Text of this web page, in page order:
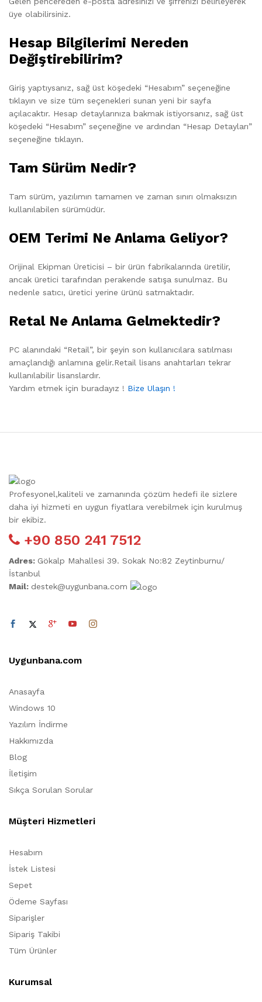
üye olabilirsiniz.
Hesap Bilgilerimi Nereden
Değiştirebilirim?
Giriş yaptıysanız, sağ üst köşedeki “Hesabım” seçeneğine
tıklayın ve size tüm seçenekleri sunan yeni bir sayfa
açılacaktır. Hesap detaylarınıza bakmak istiyorsanız, sağ üst
köşedeki “Hesabım” seçeneğine ve ardından “Hesap Detayları”
seçeneğine tıklayın.
Tam Sürüm Nedir?
Tam sürüm, yazılımın tamamen ve zaman sınırı olmaksızın
kullanılabilen sürümüdür.
OEM Terimi Ne Anlama Geliyor?
Orijinal Ekipman Üreticisi – bir ürün fabrikalarında üretilir,
ancak üretici tarafından perakende satışa sunulmaz. Bu
nedenle satıcı, üretici yerine ürünü satmaktadır.
Retal Ne Anlama Gelmektedir?
PC alanındaki “Retail”, bir şeyin son kullanıcılara satılması
amaçlandığı anlamına gelir.Retail lisans anahtarları tekrar
kullanılabilir lisanslardır.
Yardım etmek için buradayız ! Bize Ulaşın !
Profesyonel,kaliteli ve zamanında çözüm hedefi ile sizlere
daha iyi hizmeti en uygun fiyatlara verebilmek için kurulmuş
bir ekibiz.
+90 850 241 7512
Adres: Gökalp Mahallesi 39. Sokak No:82 Zeytinburnu/
İstanbul
Mail: destek@uygunbana.com
Uygunbana.com
Anasayfa
Windows 10
Yazılım İndirme
Hakkımızda
Blog
İletişim
Sıkça Sorulan Sorular
Müşteri Hizmetleri
Hesabım
İstek Listesi
Sepet
Ödeme Sayfası
Siparişler
Sipariş Takibi
Tüm Ürünler
Kurumsal